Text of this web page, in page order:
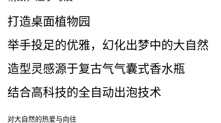
打造桌面植物园
举手投足的优雅，幻化出梦中的大自然
造型灵感源于复古气气囊式香水瓶
结合高科技的全自动出泡技术
对大自然的热爱与向往